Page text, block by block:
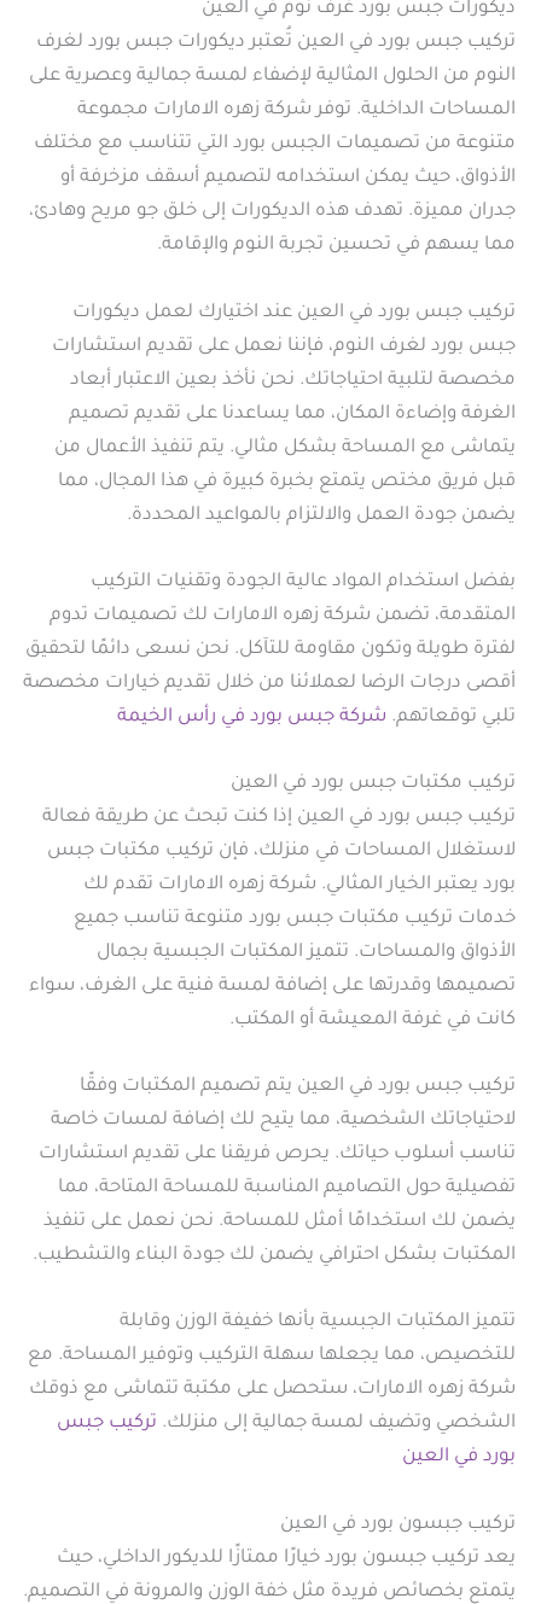
ديكورات جبس بورد غرف نوم في العين
تركيب جبس بورد في العين تُعتبر ديكورات جبس بورد لغرف
النوم من الحلول المثالية لإضفاء لمسة جمالية وعصرية على
المساحات الداخلية. توفر شركة زهره الامارات مجموعة
متنوعة من تصميمات الجبس بورد التي تتناسب مع مختلف
الأذواق، حيث يمكن استخدامه لتصميم أسقف مزخرفة أو
جدران مميزة. تهدف هذه الديكورات إلى خلق جو مريح وهادئ،
مما يسهم في تحسين تجربة النوم والإقامة.
تركيب جبس بورد في العين عند اختيارك لعمل ديكورات
جبس بورد لغرف النوم، فإننا نعمل على تقديم استشارات
مخصصة لتلبية احتياجاتك. نحن نأخذ بعين الاعتبار أبعاد
الغرفة وإضاءة المكان، مما يساعدنا على تقديم تصميم
يتماشى مع المساحة بشكل مثالي. يتم تنفيذ الأعمال من
قبل فريق مختص يتمتع بخبرة كبيرة في هذا المجال، مما
يضمن جودة العمل والالتزام بالمواعيد المحددة.
بفضل استخدام المواد عالية الجودة وتقنيات التركيب
المتقدمة، تضمن شركة زهره الامارات لك تصميمات تدوم
لفترة طويلة وتكون مقاومة للتآكل. نحن نسعى دائمًا لتحقيق
أقصى درجات الرضا لعملائنا من خلال تقديم خيارات مخصصة
تلبي توقعاتهم. شركة جبس بورد في رأس الخيمة
تركيب مكتبات جبس بورد في العين
تركيب جبس بورد في العين إذا كنت تبحث عن طريقة فعالة
لاستغلال المساحات في منزلك، فإن تركيب مكتبات جبس
بورد يعتبر الخيار المثالي. شركة زهره الامارات تقدم لك
خدمات تركيب مكتبات جبس بورد متنوعة تناسب جميع
الأذواق والمساحات. تتميز المكتبات الجبسية بجمال
تصميمها وقدرتها على إضافة لمسة فنية على الغرف، سواء
كانت في غرفة المعيشة أو المكتب.
تركيب جبس بورد في العين يتم تصميم المكتبات وفقًا
لاحتياجاتك الشخصية، مما يتيح لك إضافة لمسات خاصة
تناسب أسلوب حياتك. يحرص فريقنا على تقديم استشارات
تفصيلية حول التصاميم المناسبة للمساحة المتاحة، مما
يضمن لك استخدامًا أمثل للمساحة. نحن نعمل على تنفيذ
المكتبات بشكل احترافي يضمن لك جودة البناء والتشطيب.
تتميز المكتبات الجبسية بأنها خفيفة الوزن وقابلة
للتخصيص، مما يجعلها سهلة التركيب وتوفير المساحة. مع
شركة زهره الامارات، ستحصل على مكتبة تتماشى مع ذوقك
الشخصي وتضيف لمسة جمالية إلى منزلك. تركيب جبس
بورد في العين
تركيب جبسون بورد في العين
يعد تركيب جبسون بورد خيارًا ممتازًا للديكور الداخلي، حيث
يتمتع بخصائص فريدة مثل خفة الوزن والمرونة في التصميم.